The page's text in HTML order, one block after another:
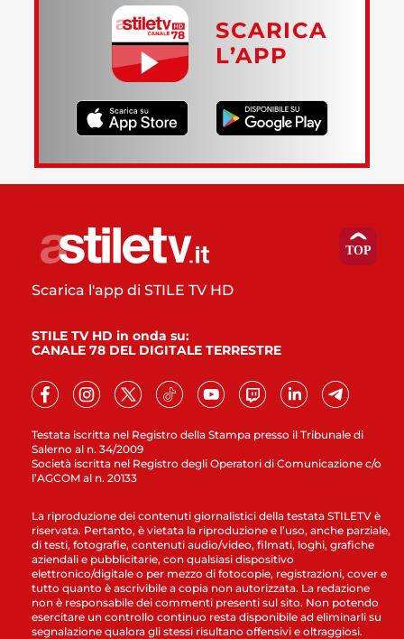
SCARICA
L’APP
Testata iscritta nel Registro della Stampa presso il Tribunale di
Salerno al n. 34/2009
Società iscritta nel Registro degli Operatori di Comunicazione c/o
l’AGCOM al n. 20133
Scarica l'app di STILE TV HD
STILE TV HD in onda su:
CANALE 78 DEL DIGITALE TERRESTRE
La riproduzione dei contenuti giornalistici della testata STILETV è
riservata. Pertanto, è vietata la riproduzione e l’uso, anche parziale,
di testi, fotografie, contenuti audio/video, filmati, loghi, grafiche
aziendali e pubblicitarie, con qualsiasi dispositivo
elettronico/digitale o per mezzo di fotocopie, registrazioni, cover e
tutto quanto è ascrivibile a copia non autorizzata. La redazione
non è responsabile dei commenti presenti sul sito. Non potendo
esercitare un controllo continuo resta disponibile ad eliminarli su
segnalazione qualora gli stessi risultano offensivi e oltraggiosi.